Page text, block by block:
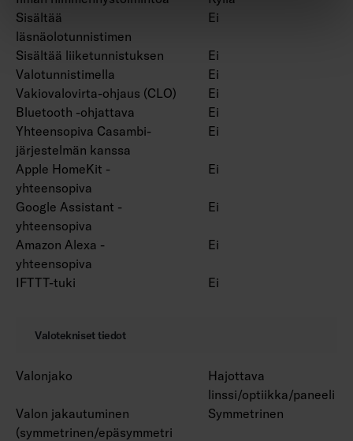
Sisältää
läsnäolotunnistimen
Ei
Sisältää liiketunnistuksen
Ei
Valotunnistimella
Ei
Vakiovalovirta-ohjaus (CLO)
Ei
Bluetooth -ohjattava
Ei
Yhteensopiva Casambi-
järjestelmän kanssa
Ei
Apple HomeKit -
yhteensopiva
Ei
Google Assistant -
yhteensopiva
Ei
Amazon Alexa -
yhteensopiva
Ei
IFTTT-tuki Ei
Valotekniset tiedot
Valonjako
Hajottava
linssi/optiikka/paneeli
Valon jakautuminen
(symmetrinen/epäsymmetri
Symmetrinen